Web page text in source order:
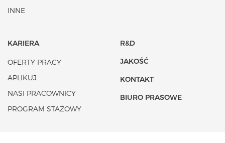
INNE
KARIERA
OFERTY PRACY
APLIKUJ
NASI PRACOWNICY
PROGRAM STAŻOWY
R&D
JAKOŚĆ
KONTAKT
BIURO PRASOWE